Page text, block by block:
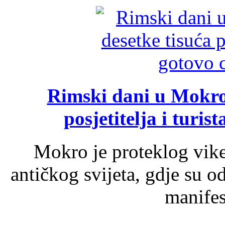
Rimski dani u
posjetitelja i
Mokro je proteklog
antičkog svijeta, gdje su